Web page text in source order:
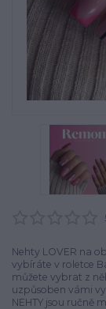
Nehty LOVER na
vybíráte v roletce
můžete vybrat z
uzpůsoben vámi
NEHTY jsou ručně